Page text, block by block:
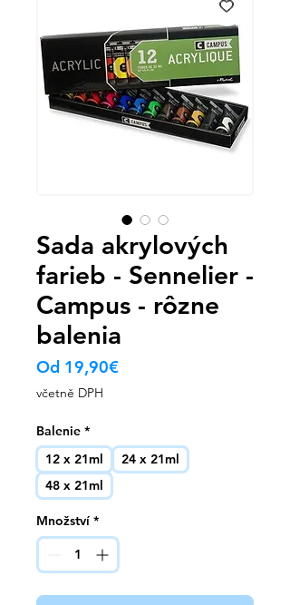
Sada akrylových
farieb - Sennelier -
Campus - rôzne
balenia
Od 19,90€Zvýhodněná
včetně DPH
Balenie *
12 x 21ml
24 x 21ml
48 x 21ml
Množství *